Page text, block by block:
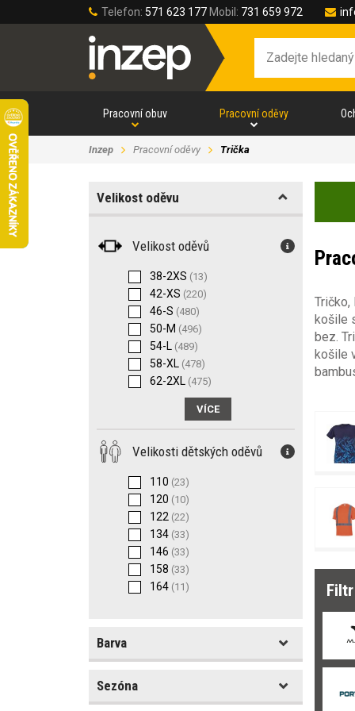
Telefon: 571 623 177 Mobil: 731 659 972
Pracovní obuv Pracovní oděvy
Inzep Pracovní oděvy Trička
Velikost oděvu
Velikost oděvů
38-2XS (13)
42-XS (220)
46-S (480)
50-M (496)
54-L (489)
58-XL (478)
62-2XL (475)
Velikosti dětských oděvů
110 (23)
120 (10)
122 (22)
134 (33)
146 (33)
158 (33)
164 (11)
Barva
Barva
Sezóna
Tričko,
košile
bez.
košile